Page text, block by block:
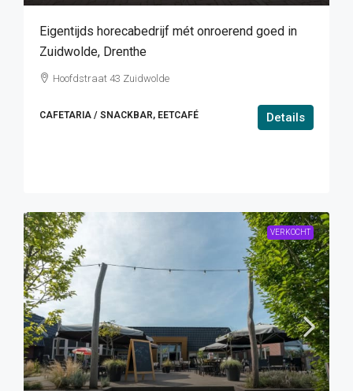
Eigentijds horecabedrijf mét onroerend goed in
Zuidwolde, Drenthe
Hoofdstraat 43 Zuidwolde
CAFETARIA / SNACKBAR, EETCAFÉ Details
VERKOCHT